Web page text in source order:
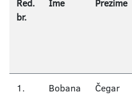
Red.
br.
Ime Prezime
1. Bobana Čegar